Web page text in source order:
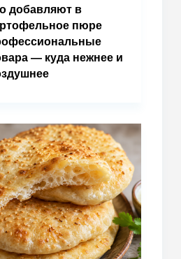
добавляют в
пюре
— куда нежнее и